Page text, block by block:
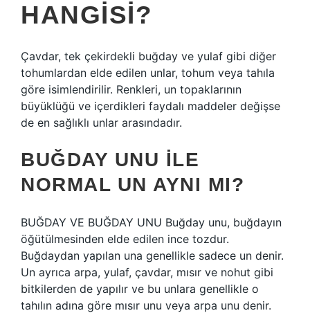
HANGISI?
Çavdar, tek çekirdekli buğday ve yulaf gibi diğer
tohumlardan elde edilen unlar, tohum veya tahıla
göre isimlendirilir. Renkleri, un topaklarının
büyüklüğü ve içerdikleri faydalı maddeler değişse
de en sağlıklı unlar arasındadır.
BUĞDAY UNU ILE
NORMAL UN AYNI MI?
BUĞDAY VE BUĞDAY UNU Buğday unu, buğdayın
öğütülmesinden elde edilen ince tozdur.
Buğdaydan yapılan una genellikle sadece un denir.
Un ayrıca arpa, yulaf, çavdar, mısır ve nohut gibi
bitkilerden de yapılır ve bu unlara genellikle o
tahılın adına göre mısır unu veya arpa unu denir.